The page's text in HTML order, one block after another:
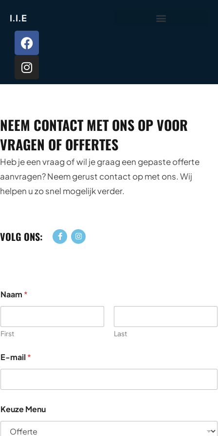
I.I.E
NEEM CONTACT MET ONS OP VOOR
VRAGEN OF OFFERTES
Heb je een vraag of wil je graag een gepaste offerte
aanvragen? Neem gerust contact op met ons. Wij
helpen u zo snel mogelijk verder.
VOLG ONS:
Naam *
First Last
E-mail *
-
m
Keuze Menu